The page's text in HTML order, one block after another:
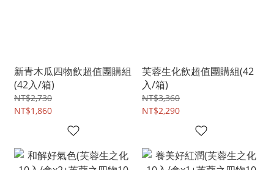
新青木瓜四物飲超值團購組
(42入/箱)
NT$2,730
NT$1,860
芙蓉生化飲超值團購組(42
入/箱)
NT$3,360
NT$2,290